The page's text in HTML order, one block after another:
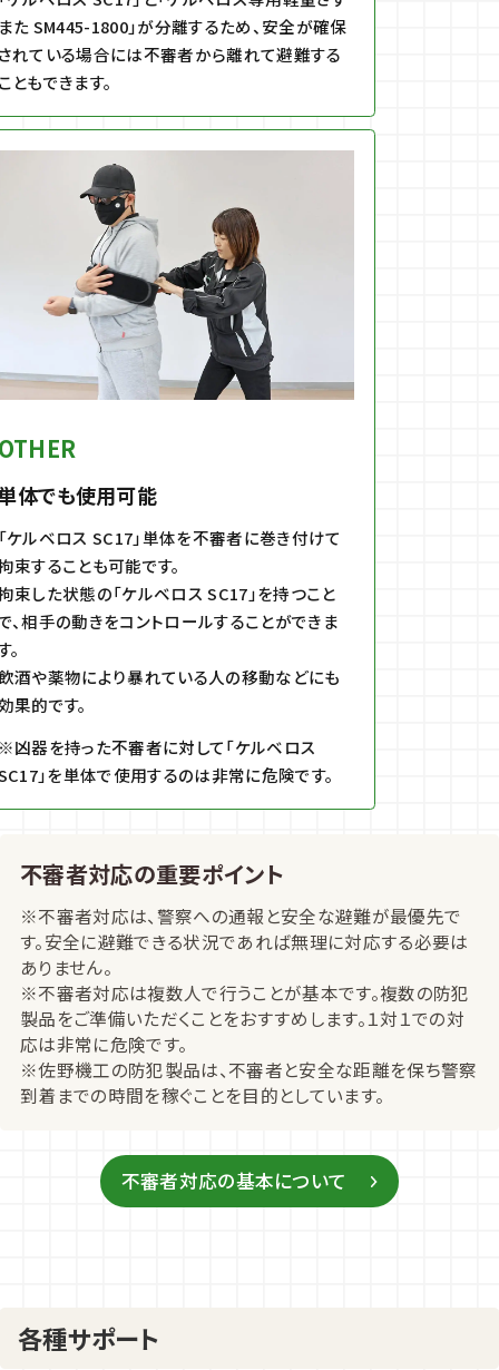
た SM445-1800」が分離するため、安全が確保
れている場合には不審者から離れて避難する
ともできます。
体でも使用可能
ケルベロス SC17」単体を不審者に巻き付けて
束することも可能です。
束した状態の「ケルベロス SC17」を持つこと
、相手の動きをコントロールすることができま
。
酒や薬物により暴れている人の移動などにも
果的です。
凶器を持った不審者に対して「ケルベロス
」を単体で使用するのは非常に危険です。
不審者対応の重要ポイント
※不審者対応は、警察への通報と安全な避難が最優先で
す。安全に避難できる状況であれば無理に対応する必要は
ありません。
※不審者対応は複数人で行うことが基本です。複数の防犯
製品をご準備いただくことをおすすめします。１対１での対
応は非常に危険です。
※佐野機工の防犯製品は、不審者と安全な距離を保ち警察
到着までの時間を稼ぐことを目的としています。
不審者対応の基本について
各種サポート